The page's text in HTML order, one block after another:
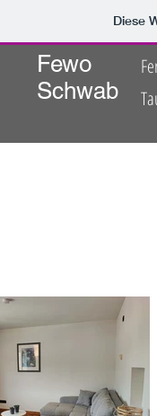
Diese
Fewo
Schwab